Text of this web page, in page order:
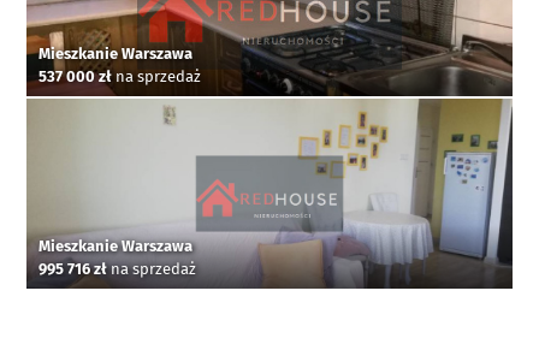
Mieszkanie Warszawa
537 000 złna sprzedaż
Mieszkanie Warszawa
995 716 złna sprzedaż